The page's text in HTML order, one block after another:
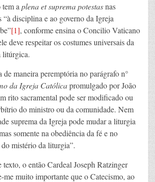
a plena et suprema potestasnas
“à disciplina e ao governo da Igreja
[1], conforme ensina o Concilio Vaticano
deve respeitar os costumes universais da
litúrgica.
de maneira peremptória no parágrafo n°
da Igreja Católicapromulgado por João
rito sacramental pode ser modificado ou
do ministro ou da comunidade. Nem
suprema da Igreja pode mudar a liturgia
somente na obediência da fé e no
mistério da liturgia”.
texto, o então Cardeal Joseph Ratzinger
me muito importante que o Catecismo, ao